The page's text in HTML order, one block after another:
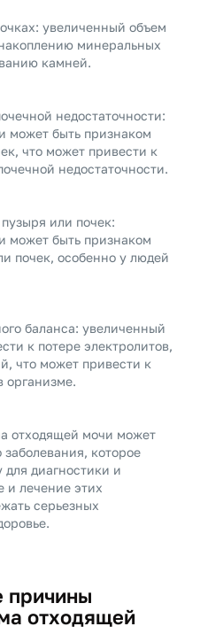
увеличенный объем
минеральных
камней.
недостаточности:
может быть признаком
что может привести к
недостаточности.
или почек:
может быть признаком
почек, особенно у людей
баланса: увеличенный
к потере электролитов,
что может привести к
организме.
отходящей мочи может
которое
диагностики и
и лечение этих
серьезных
причины
отходящей